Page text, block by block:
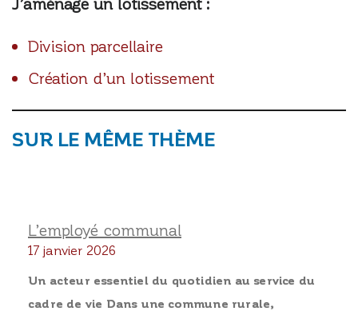
Division parcellaire
Création d’un lotissement
SUR LE MÊME THÈME
L’employé communal
17 janvier 2026
Un acteur essentiel du quotidien au service du
cadre de vie Dans une commune rurale,